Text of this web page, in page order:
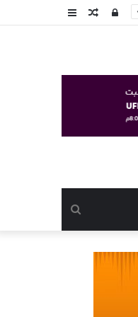
عمودمقالتسجيل
بحث